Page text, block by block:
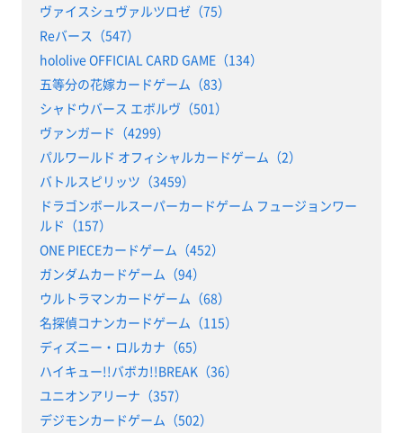
ヴァイスシュヴァルツロゼ（75）
Reバース（547）
hololive OFFICIAL CARD GAME（134）
五等分の花嫁カードゲーム（83）
シャドウバース エボルヴ（501）
ヴァンガード（4299）
パルワールド オフィシャルカードゲーム（2）
バトルスピリッツ（3459）
ドラゴンボールスーパーカードゲーム フュージョンワー
ルド（157）
ONE PIECEカードゲーム（452）
ガンダムカードゲーム（94）
ウルトラマンカードゲーム（68）
名探偵コナンカードゲーム（115）
ディズニー・ロルカナ（65）
ハイキュー!!バボカ!!BREAK（36）
ユニオンアリーナ（357）
デジモンカードゲーム（502）